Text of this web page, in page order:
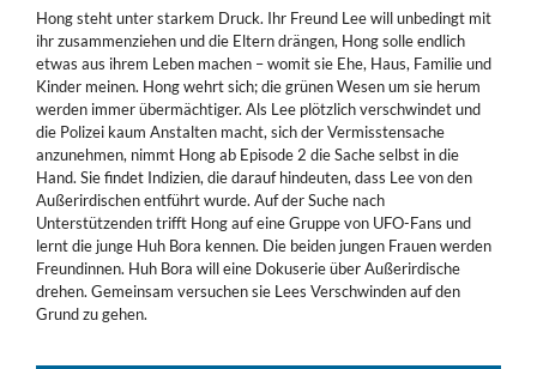
Hong steht unter starkem Druck. Ihr Freund Lee will unbedingt mit
ihr zusammenziehen und die Eltern drängen, Hong solle endlich
etwas aus ihrem Leben machen – womit sie Ehe, Haus, Familie und
Kinder meinen. Hong wehrt sich; die grünen Wesen um sie herum
werden immer übermächtiger. Als Lee plötzlich verschwindet und
die Polizei kaum Anstalten macht, sich der Vermisstensache
anzunehmen, nimmt Hong ab Episode 2 die Sache selbst in die
Hand. Sie findet Indizien, die darauf hindeuten, dass Lee von den
Außerirdischen entführt wurde. Auf der Suche nach
Unterstützenden trifft Hong auf eine Gruppe von UFO-Fans und
lernt die junge Huh Bora kennen. Die beiden jungen Frauen werden
Freundinnen. Huh Bora will eine Dokuserie über Außerirdische
drehen. Gemeinsam versuchen sie Lees Verschwinden auf den
Grund zu gehen.